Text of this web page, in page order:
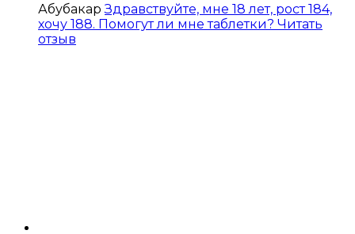
Абубакар Здравствуйте, мне 18 лет, рост 184,
хочу 188. Помогут ли мне таблетки? Читать
отзыв